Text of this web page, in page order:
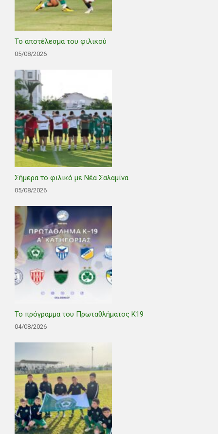
Το αποτέλεσμα του φιλικού
05/08/2026
Σήμερα το φιλικό με Νέα Σαλαμίνα
05/08/2026
Το πρόγραμμα του Πρωταθλήματος Κ19
04/08/2026